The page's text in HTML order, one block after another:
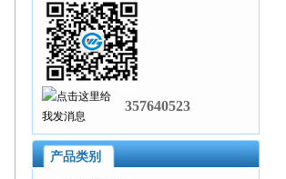
357640523
产品类别